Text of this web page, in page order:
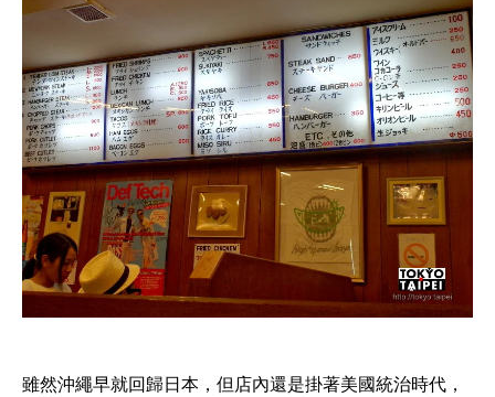
雖然沖繩早就回歸日本，但店內還是掛著美國統治時代，